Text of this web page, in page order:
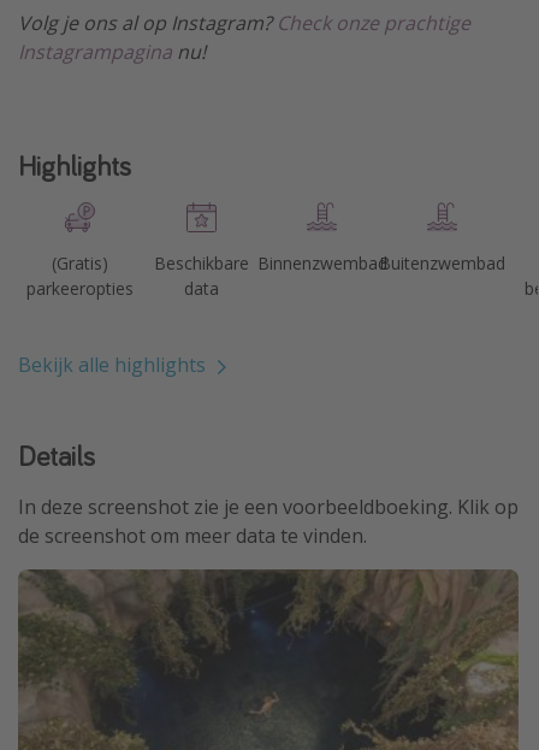
Volg je ons al op Instagram?Check onze prachtige
Instagrampagina nu!
Highlights
(Gratis)
parkeeropties
Beschikbare
data
BinnenzwembadBuitenzwembad
Bekijk alle highlights
Details
In deze screenshot zie je een voorbeeldboeking. Klik op
de screenshot om meer data te vinden.